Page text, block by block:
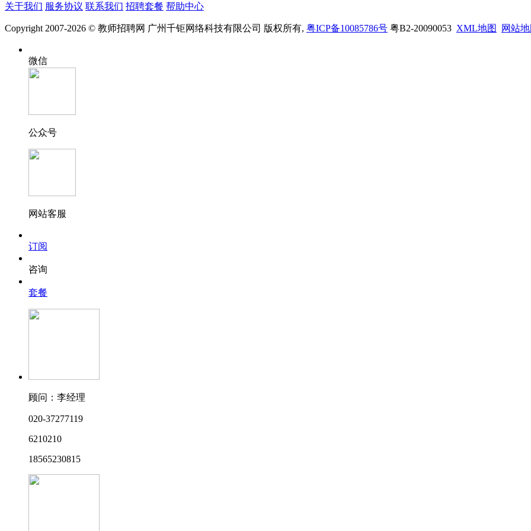
关于我们 服务协议 联系我们 招聘套餐 帮助中心
Copyright 2007-2026 © 教师招聘网 广州千钜网络科技有限公司 版权所有, 粤ICP备10085786号 粤B2-20090053 XML地图 网站
微信
公众号
网站客服
订阅
咨询
套餐
顾问：李经理
020-37277119
6210210
18565230815